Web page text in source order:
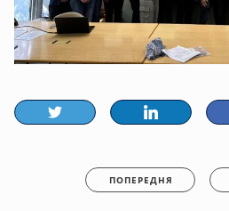
ПОПЕРЕДНЯ